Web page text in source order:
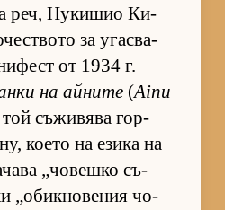
реч, Ну­ки­шио Ки­
за угас­ва­
от 1934 г.
на ай­ните (Ainu
съ­жи­вява гор­
ко­ето на езика на
„чо­вешко съ­
„о­бик­но­ве­ния чо­